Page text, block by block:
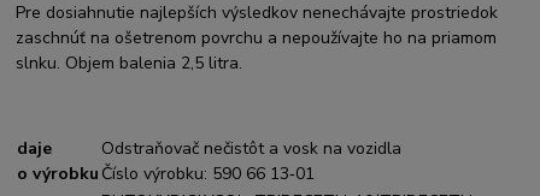
Pre dosiahnutie najlepších výsledkov nenechávajte prostriedok
zaschnúť na ošetrenom povrchu a nepoužívajte ho na priamom
slnku. Objem balenia 2,5 litra.
daje
o výrobku
Odstraňovač nečistôt a vosk na vozidla
Číslo výrobku: 590 66 13‑01